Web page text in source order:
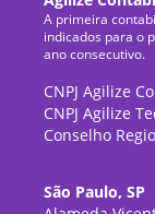
A primeira
indicados para o
ano consecutivo.
CNPJ Agilize
CNPJ Agilize
Conselho
São Paulo, SP